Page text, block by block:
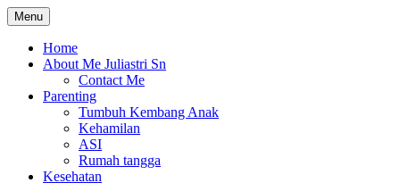
Skip
to
content
The Colorful Life By Juliastri Sn
Lifestyle Blog
Menu
Home
About Me Juliastri Sn
Contact Me
Parenting
Tumbuh Kembang Anak
Kehamilan
ASI
Rumah tangga
Kesehatan